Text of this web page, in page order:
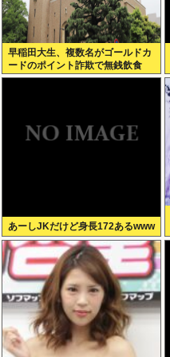
早稲田大生、複数名がゴールドカ
ードのポイント詐欺で無銭飲食
あーしJKだけど身長172あるwww